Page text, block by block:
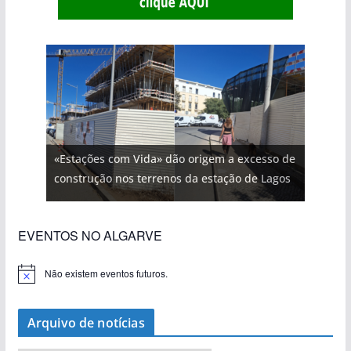
«Estações com Vida» dão origem a excesso de
construção nos terrenos da estação de Lagos
EVENTOS NO ALGARVE
Não existem eventos futuros.
Arquivo de notícias